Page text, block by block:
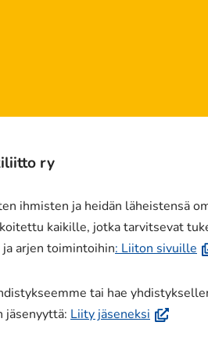
ry
ihmisten ja heidän läheistensä
kaikille, jotka tarvitsevat
arjen toimintoihin: Liiton sivuille
tai hae
jäsenyyttä: Liity jäseneksi (avautuu